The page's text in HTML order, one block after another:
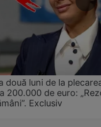
două luni de la
200.000 de euro:
Exclusiv